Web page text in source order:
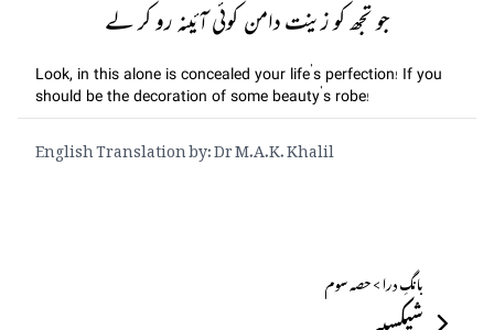
جو تجھ کو زینت دامن کوئی آئینہ رو کر لے
Look, in this alone is concealed your life’s perfection! If you
should be the decoration of some beauty’s robe!
English Translation by: Dr M.A.K. Khalil
بانگِ درا > حصہ سوم